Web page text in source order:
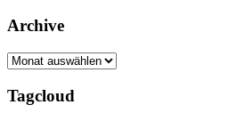
Archive
Archive
Tagcloud